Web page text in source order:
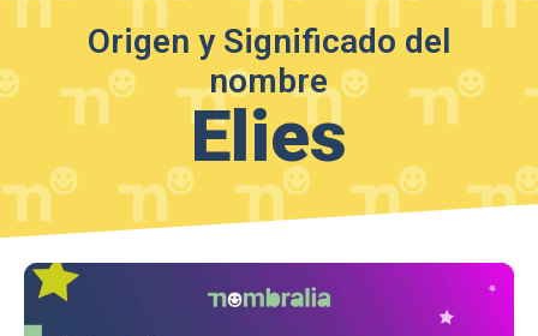
Origen y Significado del
nombre
Elies